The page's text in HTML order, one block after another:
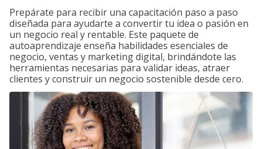
Prepárate para recibir una capacitación paso a paso
diseñada para ayudarte a convertir tu idea o pasión en
un negocio real y rentable. Este paquete de
autoaprendizaje enseña habilidades esenciales de
negocio, ventas y marketing digital, brindándote las
herramientas necesarias para validar ideas, atraer
clientes y construir un negocio sostenible desde cero.